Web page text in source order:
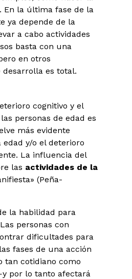
En la última fase de la
ya depende de la
a cabo actividades
basta con una
en otros
desarrolla es total.
cognitivo y el
personas de edad es
más evidente
y/o el deterioro
La influencia del
las actividades de la
(Peña-
la habilidad para
personas con
dificultades para
fases de una acción
tan cotidiano como
por lo tanto afectará